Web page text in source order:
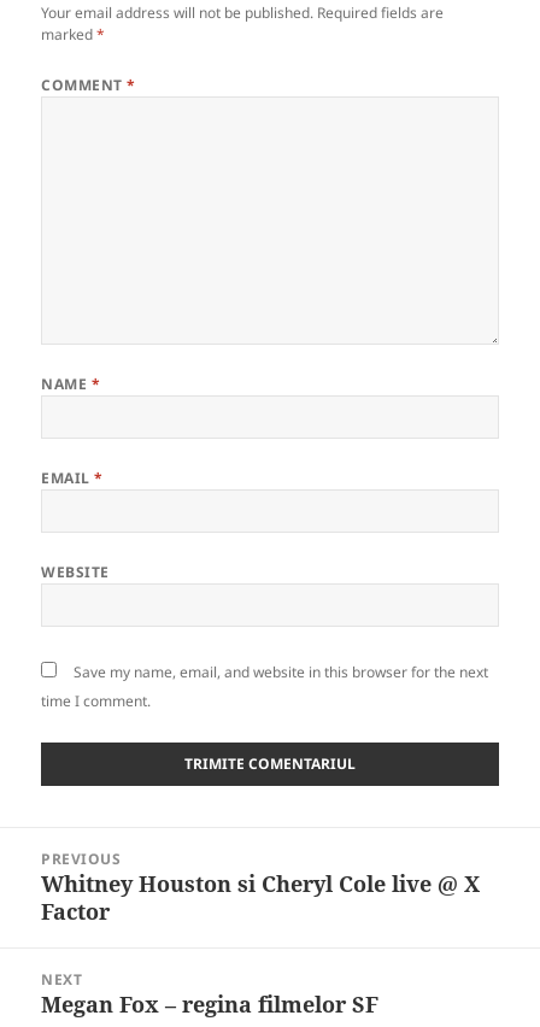
Your email address will not be published. Required fields are
marked*
COMMENT*
NAME *
EMAIL*
WEBSITE
Save my name, email, and website in this browser for the next
time I comment.
navigation
PREVIOUS
Previous
post:
Whitney Houston si Cheryl Cole live @ X
Factor
NEXT
Next
Megan Fox – regina filmelor SF